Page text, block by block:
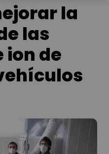
la
las
ion de